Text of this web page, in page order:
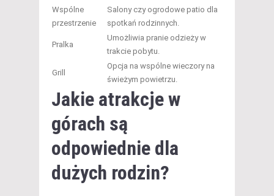
Wspólne
przestrzenie
Salony czy ogrodowe patio dla
spotkań rodzinnych.
Pralka
Umożliwia pranie odzieży w
trakcie pobytu.
Grill
Opcja na wspólne wieczory na
świeżym powietrzu.
Jakie atrakcje w
górach są
odpowiednie dla
dużych rodzin?